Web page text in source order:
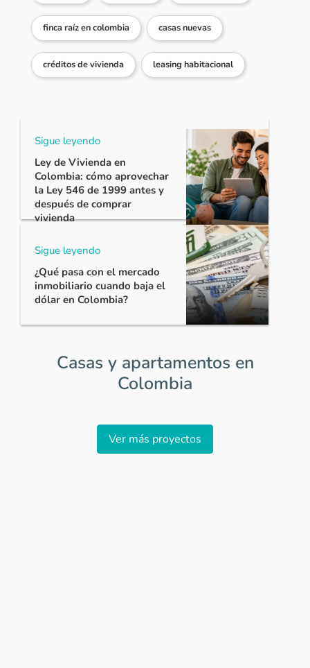
finca raíz en colombia casas nuevas
créditos de vivienda leasing habitacional
Sigue leyendo
Ley de Vivienda en
Colombia: cómo aprovechar
la Ley 546 de 1999 antes y
después de comprar
vivienda
Sigue leyendo
¿Qué pasa con el mercado
inmobiliario cuando baja el
dólar en Colombia?
Casas y apartamentos en
Colombia
Ver más proyectos